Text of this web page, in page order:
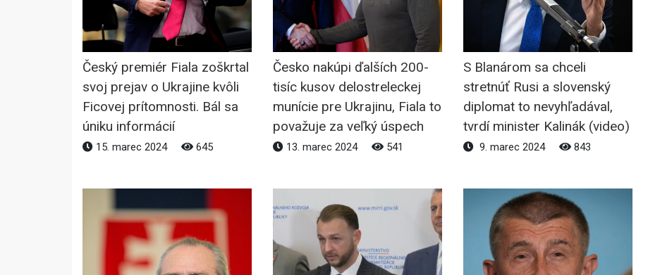
Český premiér Fiala zoškrtal
svoj prejav o Ukrajine kvôli
Ficovej prítomnosti. Bál sa
úniku informácií
15. marec 2024 645
Česko nakúpi ďalších 200-
tisíc kusov delostreleckej
munície pre Ukrajinu, Fiala to
považuje za veľký úspech
13. marec 2024 541
S Blanárom sa chceli
stretnúť Rusi a slovenský
diplomat to nevyhľadával,
tvrdí minister Kalinák (video)
9. marec 2024 843